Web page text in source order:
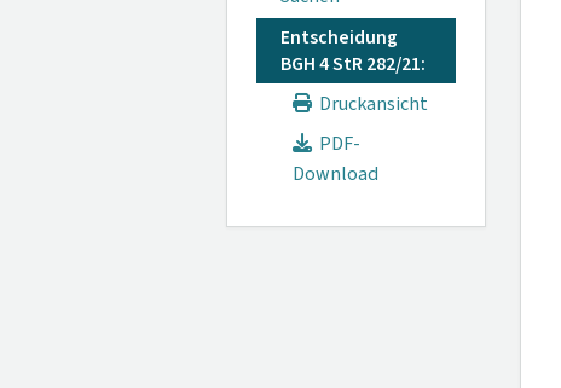
Entscheidung
BGH 4 StR 282/21:
Druckansicht
PDF-
Download